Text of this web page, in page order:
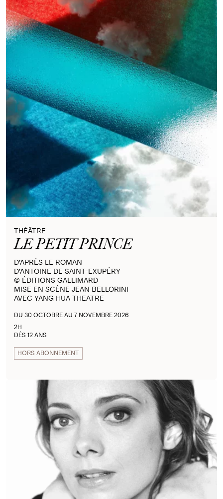
THÉÂTRE
LE PETIT PRINCE
D’APRÈS LE ROMAN
D’ANTOINE DE SAINT-EXUPÉRY
© ÉDITIONS GALLIMARD
MISE EN SCÈNE JEAN BELLORINI
AVEC YANG HUA THEATRE
DU 30 OCTOBRE AU 7 NOVEMBRE 2026
2H
DÈS 12 ANS
HORS ABONNEMENT